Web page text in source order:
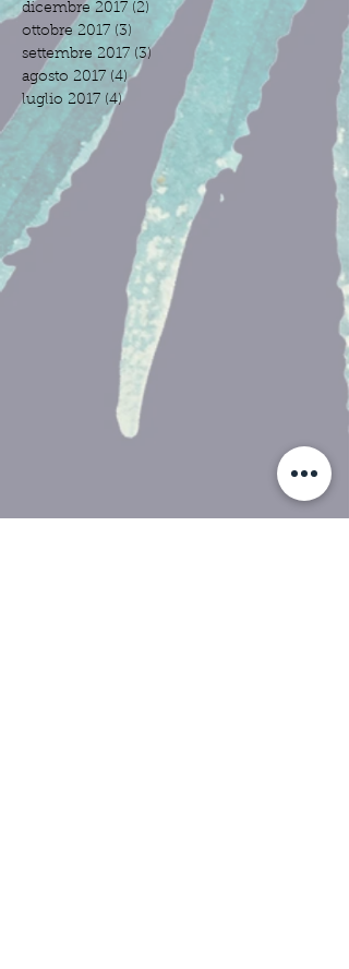
dicembre 2017 (2) 2 post
ottobre 2017 (3) 3 post
settembre 2017 (3) 3 post
agosto 2017 (4)4 post
luglio 2017 (4)4 post